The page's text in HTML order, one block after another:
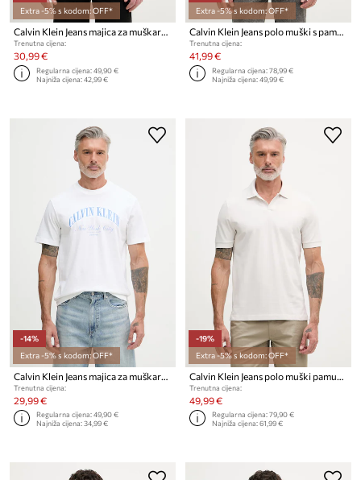
Extra -5% s kodom: OFF*
Calvin Klein Jeans majica za muškarce od pamuka
Trenutna cijena:
30,99 €
Regularna cijena:49,90 €
Najniža cijena:42,99 €
Extra -5% s kodom: OFF*
Calvin Klein Jeans polo muški s pamukom
Trenutna cijena:
41,99 €
Regularna cijena:78,99 €
Najniža cijena:49,99 €
-14%
Extra -5% s kodom: OFF*
Trenutna cijena:
29,99 €
Regularna cijena:49,90 €
Najniža cijena:34,99 €
-19%
Extra -5% s kodom: OFF*
Trenutna cijena:
49,99 €
Regularna cijena:79,90 €
Najniža cijena:61,99 €